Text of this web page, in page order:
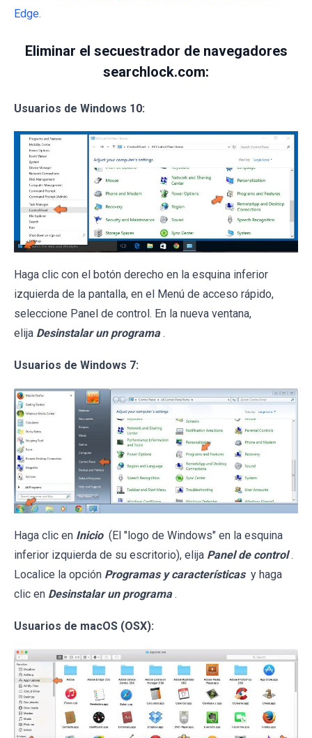
Edge.
Eliminar el secuestrador de navegadores
searchlock.com:
Usuarios de Windows 10:
Haga clic con el botón derecho en la esquina inferior
izquierda de la pantalla, en el Menú de acceso rápido,
seleccione Panel de control. En la nueva ventana,
elija Desinstalar un programa .
Usuarios de Windows 7:
Haga clic en Inicio (El "logo de Windows" en la esquina
inferior izquierda de su escritorio), elija Panel de control .
Localice la opción Programas y características y haga
clic en Desinstalar un programa .
Usuarios de macOS (OSX):